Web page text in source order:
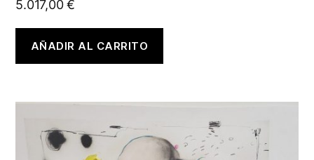
5.017,00€
AÑADIR AL CARRITO